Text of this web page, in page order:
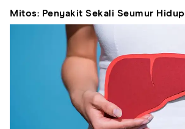
Mitos: Penyakit Sekali Seumur Hidup